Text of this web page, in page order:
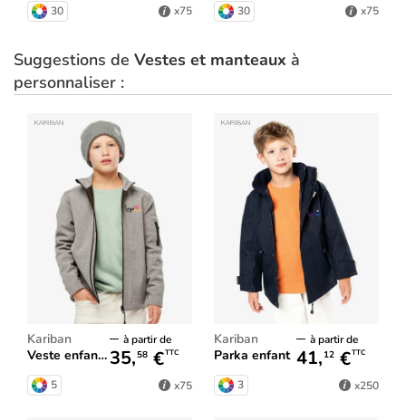
30 x75 30 x75
Suggestions de Vestes et manteaux à
personnaliser :
Kariban
Veste enfant Softshell KARIBAN
à partir de
35,58 €TTC
5 x75
Kariban
Parka enfant
à partir de
41, 12 €TTC
3 x250